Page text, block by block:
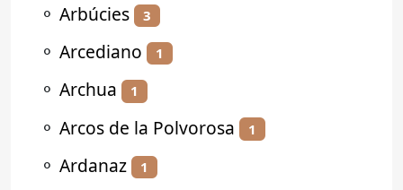
⚬ Arbúcies 3
⚬ Arcediano 1
⚬ Archua 1
⚬ Arcos de la Polvorosa 1
⚬ Ardanaz 1